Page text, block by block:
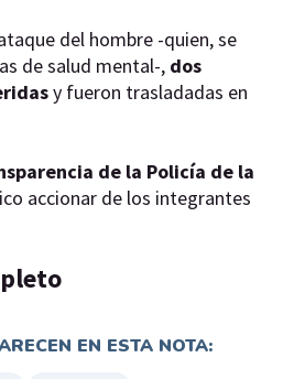
del hombre -quien, se
de salud mental-, dos
y fueron trasladadas en
de la Policía de la
accionar de los integrantes
EN ESTA NOTA: